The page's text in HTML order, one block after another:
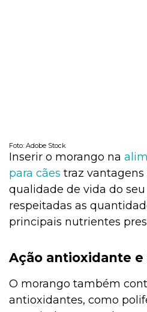
Foto: Adobe Stock
Inserir o morango na
para cães traz vantagens
qualidade de vida do
respeitadas as
principais nutrientes
Ação antioxidante
O morango também
antioxidantes, como